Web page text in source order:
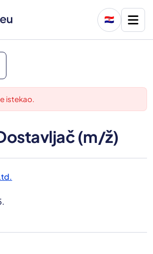
🇭🇷
istekao.
(m/ž)